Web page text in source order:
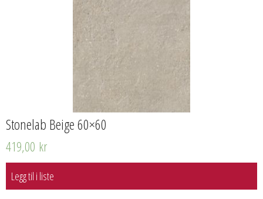
Stonelab Beige 60×60
419,00 kr
Legg til i liste